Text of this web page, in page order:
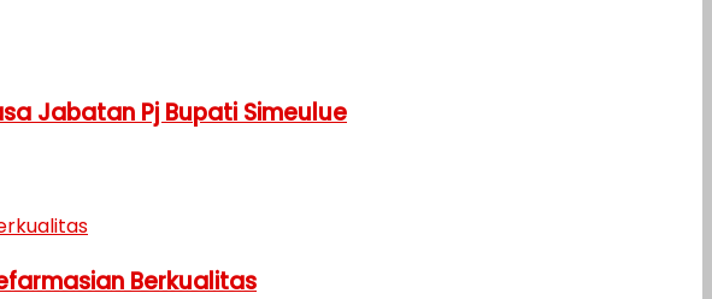
Jabatan Pj Bupati Simeulue
Berkualitas